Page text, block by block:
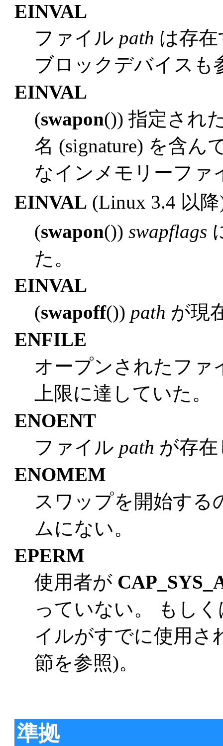
EINVAL
ファイル path は存
ブロックデバイスも
EINVAL
(swapon()) 指定され
名 (signature) を含ん
なインメモリーファ
EINVAL (Linux 3.4 以
(swapon())swapflags
た。
EINVAL
(swapoff()) path が現
ENFILE
オープンされたファ
上限に達していた。
ENOENT
ファイル path が存
ENOMEM
スワップを開始する
ムにない。
EPERM
使用者が
っていない。 もし
イルがすでに使用さ
節を参照)。
準拠